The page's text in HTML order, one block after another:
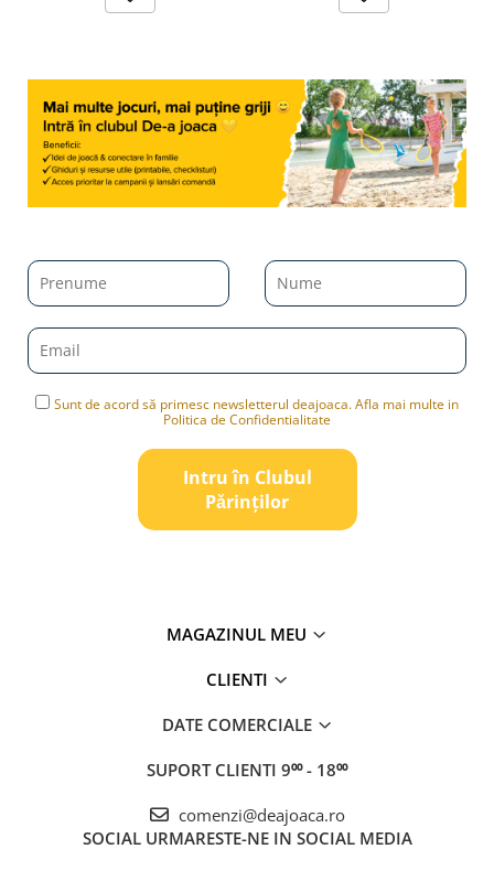
Sunt de acord să primesc newsletterul deajoaca. Afla mai multe in
Politica de Confidentialitate
Intru în Clubul
Pǎrinților
MAGAZINUL MEU
CLIENTI
DATE COMERCIALE
SUPORT CLIENTI 9⁰⁰ - 18⁰⁰
comenzi@deajoaca.ro
SOCIAL URMARESTE-NE IN SOCIAL MEDIA